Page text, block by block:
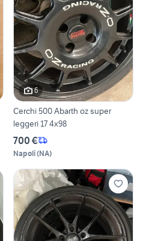
6
Cerchi 500 Abarth oz super
leggeri 17 4x98
700 €
Napoli(NA)